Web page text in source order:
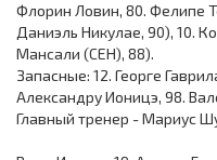
Флорин Ловин, 80. Фелипе
Даниэль Никулае, 90), 10.
Мансали (СЕН), 88).
Запасные: 12. Георге
Александру Ионицэ, 98.
Главный тренер - Мариус